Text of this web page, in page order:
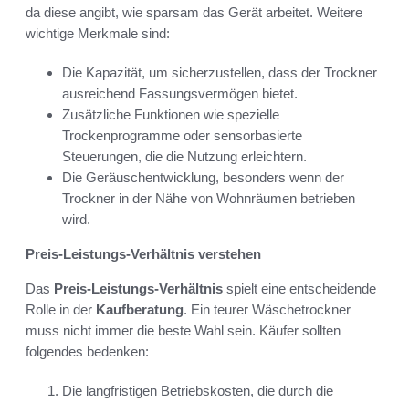
da diese angibt, wie sparsam das Gerät arbeitet. Weitere
wichtige Merkmale sind:
Die Kapazität, um sicherzustellen, dass der Trockner
ausreichend Fassungsvermögen bietet.
Zusätzliche Funktionen wie spezielle
Trockenprogramme oder sensorbasierte
Steuerungen, die die Nutzung erleichtern.
Die Geräuschentwicklung, besonders wenn der
Trockner in der Nähe von Wohnräumen betrieben
wird.
Preis-Leistungs-Verhältnis verstehen
Das Preis-Leistungs-Verhältnis spielt eine entscheidende
Rolle in der Kaufberatung. Ein teurer Wäschetrockner
muss nicht immer die beste Wahl sein. Käufer sollten
folgendes bedenken:
Die langfristigen Betriebskosten, die durch die